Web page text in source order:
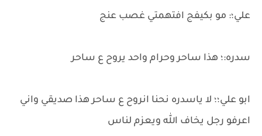
علي؛: مو بكيفج افتهمتي غصب عنج
سدره:؛ هذا ساحر وحرام واحد يروح ع ساحر
ابو علي؛؛ لا ياسدره نحنا انروح ع ساحر هذا صديقي واني
اعرفو رجل يخاف الله ويعزم لناس